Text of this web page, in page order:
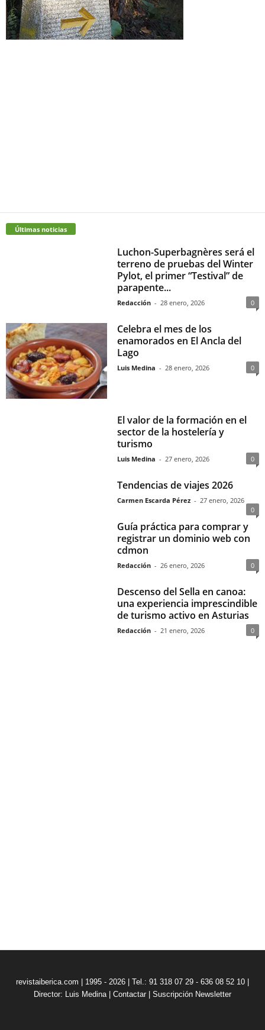
Últimas noticias
Luchon-Superbagnères será el
terreno de pruebas del Winter
Pylot, el primer “Testival” de
parapente...
Redacción - 28 enero, 2026 0
Celebra el mes de los
enamorados en El Ancla del
Lago
Luis Medina - 28 enero, 2026 0
El valor de la formación en el
sector de la hostelería y
turismo
Luis Medina - 27 enero, 2026 0
Tendencias de viajes 2026
Carmen Escarda Pérez - 27 enero, 2026
0
Guía práctica para comprar y
registrar un dominio web con
cdmon
Redacción - 26 enero, 2026 0
Descenso del Sella en canoa:
una experiencia imprescindible
de turismo activo en Asturias
Redacción - 21 enero, 2026 0
revistaiberica.com | 1995 - 2026 | Tel.: 91 318 07 29 - 636 08 52 10 |
Director: Luis Medina| Contactar Suscripción Newsletter